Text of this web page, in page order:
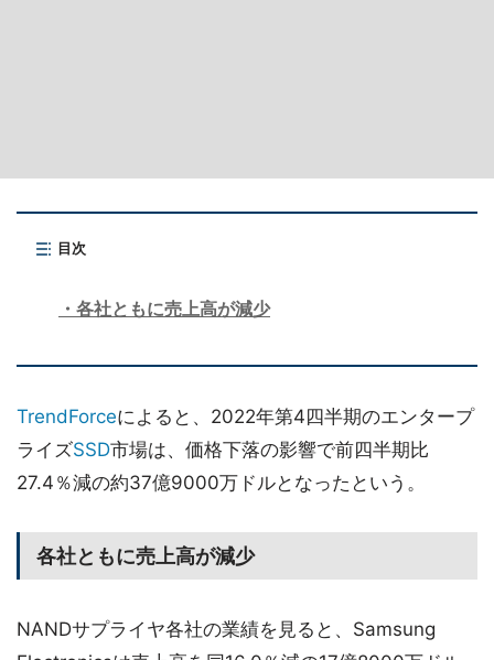
目次
各社ともに売上高が減少
TrendForceによると、2022年第4四半期のエンタープ
ライズSSD市場は、価格下落の影響で前四半期比
27.4％減の約37億9000万ドルとなったという。
各社ともに売上高が減少
NANDサプライヤ各社の業績を見ると、Samsung